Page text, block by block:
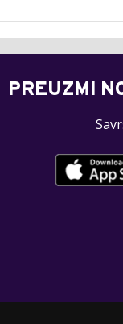
PREUZMI